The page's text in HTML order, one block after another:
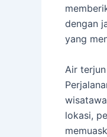
dengan
yang
Air
lokasi,